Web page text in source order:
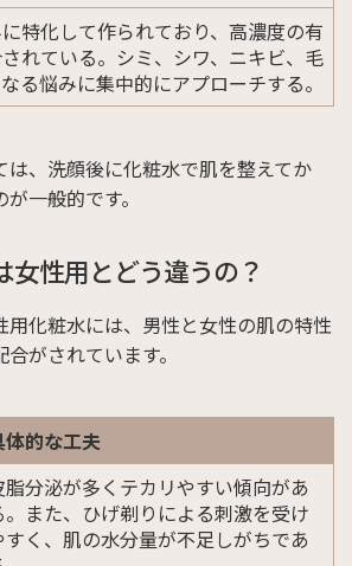
特化して作られており、高濃度の有
れている。シミ、シワ、ニキビ、毛
る悩みに集中的にアプローチする。
は、洗顔後に化粧水で肌を整えてか
一般的です。
女性用とどう違うの？
用化粧水には、男性と女性の肌の特性
がされています。
体的な工夫
脂分泌が多くテカリやすい傾向があ
。また、ひげ剃りによる刺激を受け
すく、肌の水分量が不足しがちであ